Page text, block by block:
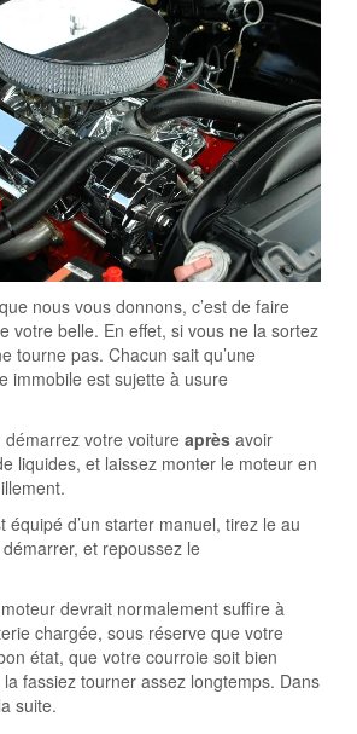
nous vous donnons, c’est de faire
votre belle. En effet, si vous ne la sortez
tourne pas. Chacun sait qu’une
immobile est sujette à usure
votre voiture après avoir
liquides, et laissez monter le moteur en
équipé d’un starter manuel, tirez le au
et repoussez le
devrait normalement suffire à
chargée, sous réserve que votre
état, que votre courroie soit bien
fassiez tourner assez longtemps. Dans
suite.